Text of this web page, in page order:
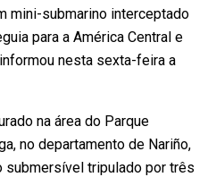
mini-submarino interceptado
para a América Central e
nesta sexta-feira a
na área do Parque
no departamento de Nariño,
submersível tripulado por três